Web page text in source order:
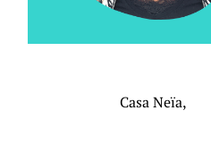
Casa Neïa,